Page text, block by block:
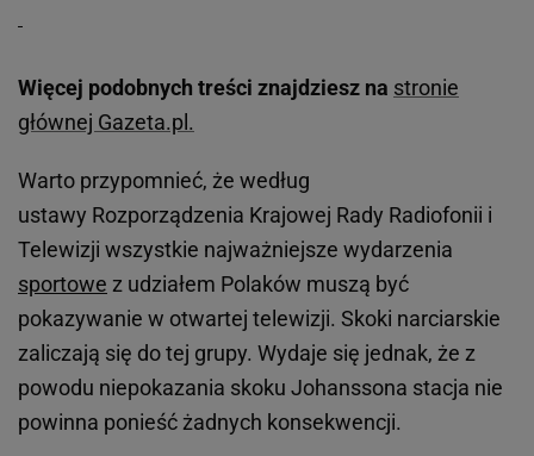
Więcej podobnych treści znajdziesz na stronie
głównej Gazeta.pl.
Warto przypomnieć, że według
ustawy Rozporządzenia Krajowej Rady Radiofonii i
Telewizji wszystkie najważniejsze wydarzenia
sportowe z udziałem Polaków muszą być
pokazywanie w otwartej telewizji. Skoki narciarskie
zaliczają się do tej grupy. Wydaje się jednak, że z
powodu niepokazania skoku Johanssona stacja nie
powinna ponieść żadnych konsekwencji.